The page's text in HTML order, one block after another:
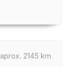
aprox. 2145 km